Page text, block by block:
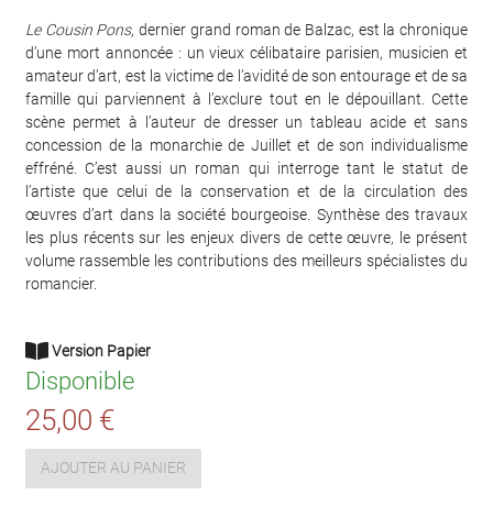
Le Cousin Pons, dernier grand roman de Balzac, est la chronique
d’une mort annoncée : un vieux célibataire parisien, musicien et
amateur d’art, est la victime de l’avidité de son entourage et de sa
famille qui parviennent à l’exclure tout en le dépouillant. Cette
scène permet à l’auteur de dresser un tableau acide et sans
concession de la monarchie de Juillet et de son individualisme
effréné. C’est aussi un roman qui interroge tant le statut de
l’artiste que celui de la conservation et de la circulation des
œuvres d’art dans la société bourgeoise. Synthèse des travaux
les plus récents sur les enjeux divers de cette œuvre, le présent
volume rassemble les contributions des meilleurs spécialistes du
romancier.
Version Papier
Disponible
25,00 €
AJOUTER AU PANIER